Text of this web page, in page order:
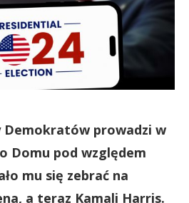
prowadzi w
Domu pod względem
mu się zebrać na
a teraz Kamali Harris.